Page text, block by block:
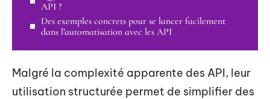
API ?
Des exemples concrets pour se lancer facilement
dans l’automatisation avec les API
Malgré la complexité apparente des API, leur
utilisation structurée permet de simplifier des